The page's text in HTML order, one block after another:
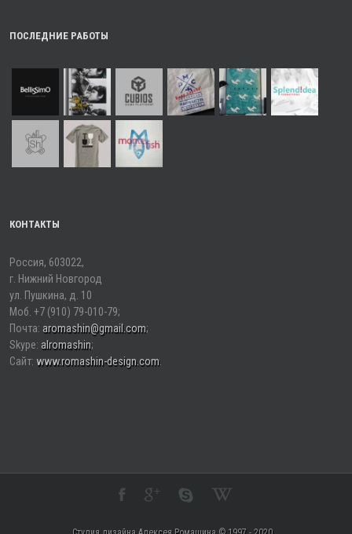
ПОСЛЕДНИЕ РАБОТЫ
КОНТАКТЫ
Россия, 603022,
г. Нижний Новгород
ул. Пушкина, д. 10
Моб. +7 (910) 79-010-79;
Почта: aromashin@gmail.com;
Skype: alromashin;
Сайт: www.romashin-design.сom